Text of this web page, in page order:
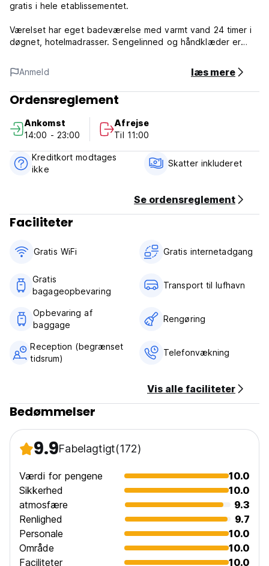
gratis i hele etablissementet.
Værelset har eget badeværelse med varmt vand 24 timer i
døgnet, hotelmadrasser. Sengelinned og håndklæder er
Gratis tjenester inkluderet i vandrerhjemmet:
- Levering af håndklæder, lagner og toiletpapir og sengetøj
(gratis)
- Opmærksomhed 24 timer. Tolerance for at tjekke ind og
- Lufthavnsafhentning indtil kl. 22.00 (denne service er
koordineret på forhånd) Prisen er kun 30 soles eller 8 USD
dollars
- Vi kan opbevare din bagage på et pengeskab (gratis)
- Hjælp til turistinformation
Mastercard, American Express) samt debet- eller kontanter.
Anmeld læs mere
Ordensreglement
Ankomst
14:00 - 23:00
Afrejse
Til 11:00
Kreditkort modtages
ikke
Skatter inkluderet
Se ordensreglement
Faciliteter
Gratis WiFi Gratis internetadgang
Gratis
bagageopbevaring
Transport til lufhavn
Opbevaring af
baggage
Rengøring
Reception (begrænset
tidsrum)
Telefonvækning
Vis alle faciliteter
Bedømmelser
9.9Fabelagtigt(172)
Værdi for pengene
10.0
Sikkerhed
10.0
atmosfære
9.3
Renlighed
9.7
Personale
10.0
Område
10.0
Faciliteter
10.0